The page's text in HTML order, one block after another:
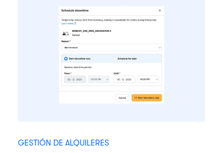
GESTIÓN DE ALQUILERES